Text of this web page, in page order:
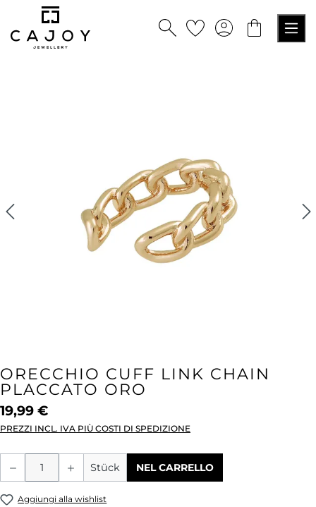
principale
ORECCHIO CUFF LINK CHAIN
PLACCATO ORO
19,99 €
PREZZI INCL. IVA PIÙ COSTI DI SPEDIZIONE
Quantità del prodotto: inserisci la
Stück NEL CARRELLO
Aggiungi alla wishlist